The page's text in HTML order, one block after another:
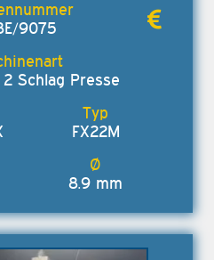
9075
Schlag Presse
FX22M
8.9 mm